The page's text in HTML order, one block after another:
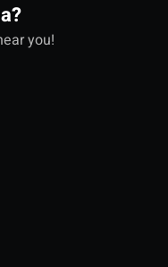
you!